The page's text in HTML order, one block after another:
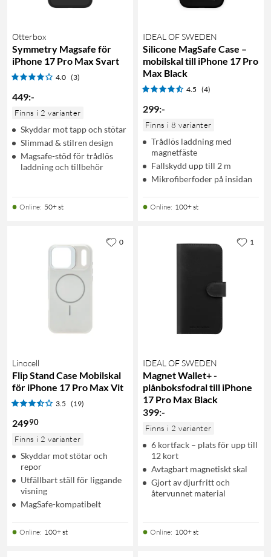
Otterbox
Symmetry Magsafe för
iPhone 17 Pro Max Svart
4.0 (3)
449:-
Finns i 2 varianter
Skyddar mot tapp och stötar
Slimmad & stilren design
Magsafe-stöd för trådlös
laddning och tillbehör
Online: 50+ st
IDEAL OF SWEDEN
Silicone MagSafe Case –
mobilskal till iPhone 17 Pro
Max Black
4.5 (4)
299:-
Finns i 8 varianter
Trådlös laddning med
magnetfäste
Fallskydd upp till 2 m
Mikrofiberfoder på insidan
Online: 100+ st
Linocell
Flip Stand Case Mobilskal
för iPhone 17 Pro Max Vit
3.5 (19)
24990
Finns i 2 varianter
Skyddar mot stötar och
repor
Utfällbart ställ för liggande
visning
MagSafe-kompatibelt
Online: 100+ st
0
IDEAL OF SWEDEN
Magnet Wallet+ -
plånboksfodral till iPhone
17 Pro Max Black
399:-
Finns i 2 varianter
6 kortfack – plats för upp till
12 kort
Avtagbart magnetiskt skal
Gjort av djurfritt och
återvunnet material
Online: 100+ st
1